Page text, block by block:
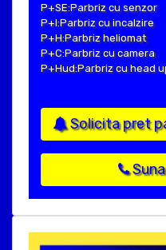
P+SE:Parbriz cu senzor
P+I:Parbriz cu incalzire
P+H:Parbriz heliomat
P+C:Parbriz cu camera
P+Hud:Parbriz cu head
Solicita pret